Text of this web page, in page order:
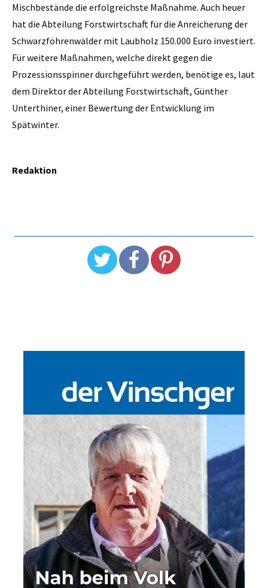
Mischbestände die erfolgreichste Maßnahme. Auch heuer
hat die Abteilung Forstwirtschaft für die Anreicherung der
Schwarzföhrenwälder mit Laubholz 150.000 Euro investiert.
Für weitere Maßnahmen, welche direkt gegen die
Prozessionsspinner durchgeführt werden, benötige es, laut
dem Direktor der Abteilung Forstwirtschaft, Günther
Unterthiner, einer Bewertung der Entwicklung im
Spätwinter.
Redaktion